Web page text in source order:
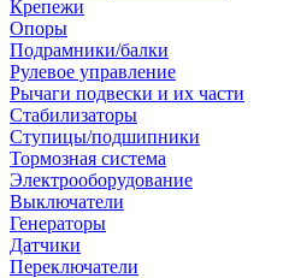
Крепежи
Опоры
Подрамники/балки
Рулевое управление
Рычаги подвески и их части
Стабилизаторы
Ступицы/подшипники
Тормозная система
Электрооборудование
Выключатели
Генераторы
Датчики
Переключатели